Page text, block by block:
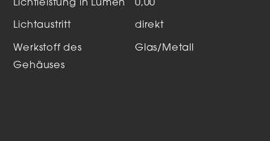
Lichtleistung in Lumen 0,00
Lichtaustritt direkt
Werkstoff des
Gehäuses
Glas/Metall